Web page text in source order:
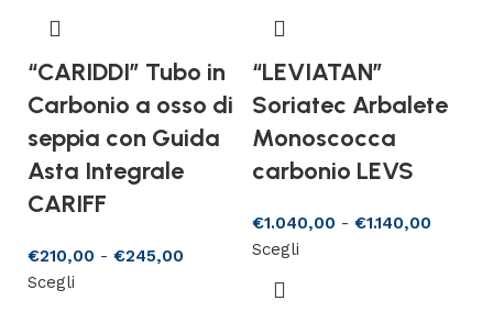
“CARIDDI” Tubo in
Carbonio a osso di
seppia con Guida
Asta Integrale
CARIFF
€210,00 - €245,00
Scegli
“LEVIATAN”
Soriatec Arbalete
Monoscocca
carbonio LEVS
€1.040,00 - €1.140,00
Scegli